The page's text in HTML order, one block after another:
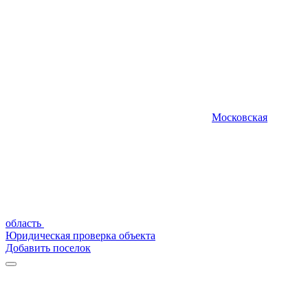
Московская
область
Юридическая проверка объекта
Добавить поселок